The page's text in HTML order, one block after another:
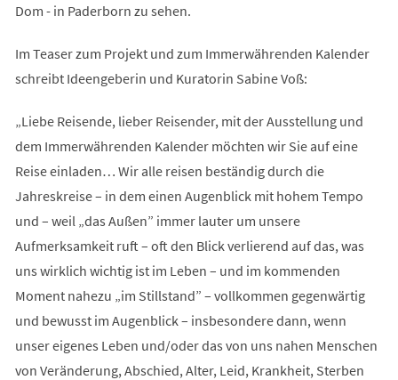
Dom - in Paderborn zu sehen.
Im Teaser zum Projekt und zum Immerwährenden Kalender
schreibt Ideengeberin und Kuratorin Sabine Voß:
„Liebe Reisende, lieber Reisender, mit der Ausstellung und
dem Immerwährenden Kalender möchten wir Sie auf eine
Reise einladen… Wir alle reisen beständig durch die
Jahreskreise – in dem einen Augenblick mit hohem Tempo
und – weil „das Außen” immer lauter um unsere
Aufmerksamkeit ruft – oft den Blick verlierend auf das, was
uns wirklich wichtig ist im Leben – und im kommenden
Moment nahezu „im Stillstand” – vollkommen gegenwärtig
und bewusst im Augenblick – ins­besondere dann, wenn
unser eigenes Leben und/oder das von uns nahen Menschen
von Veränderung, Abschied, Alter, Leid, Krankheit, Sterben